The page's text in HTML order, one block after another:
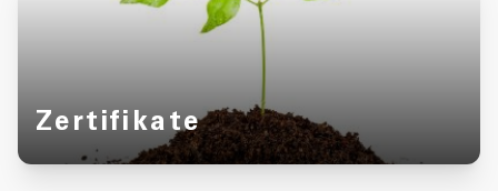
Zertifikate